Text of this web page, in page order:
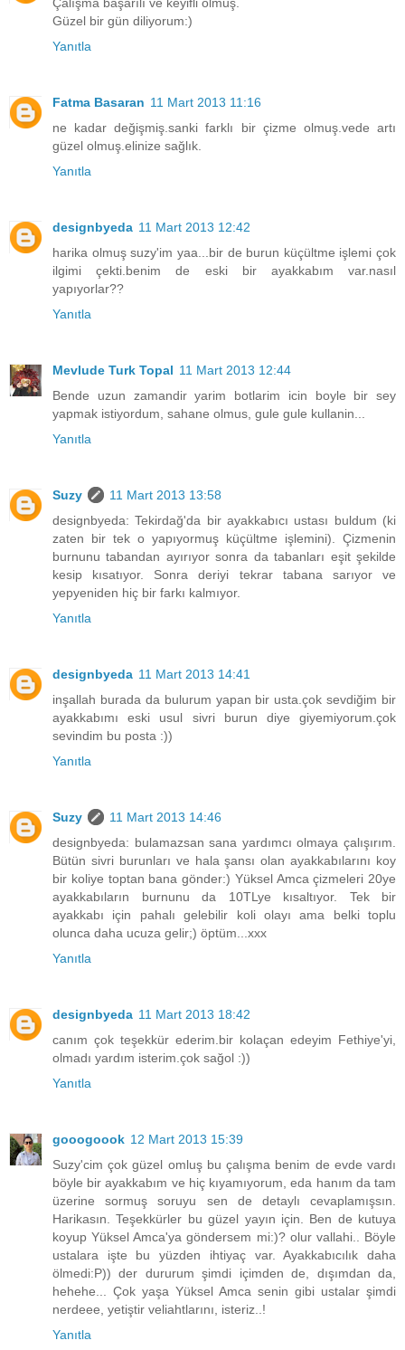
Güzel bir gün diliyorum:)
Yanıtla
Fatma Basaran 11 Mart 2013 11:16
ne kadar değişmiş.sanki farklı bir çizme olmuş.vede artı
güzel olmuş.elinize sağlık.
Yanıtla
designbyeda 11 Mart 2013 12:42
harika olmuş suzy'im yaa...bir de burun küçültme işlemi çok
ilgimi çekti.benim de eski bir ayakkabım var.nasıl
yapıyorlar??
Yanıtla
Mevlude Turk Topal 11 Mart 2013 12:44
Bende uzun zamandir yarim botlarim icin boyle bir sey
yapmak istiyordum, sahane olmus, gule gule kullanin...
Yanıtla
Suzy
11 Mart 2013 13:58
designbyeda: Tekirdağ'da bir ayakkabıcı ustası buldum (ki
zaten bir tek o yapıyormuş küçültme işlemini). Çizmenin
burnunu tabandan ayırıyor sonra da tabanları eşit şekilde
kesip kısatıyor. Sonra deriyi tekrar tabana sarıyor ve
yepyeniden hiç bir farkı kalmıyor.
Yanıtla
designbyeda 11 Mart 2013 14:41
inşallah burada da bulurum yapan bir usta.çok sevdiğim bir
ayakkabımı eski usul sivri burun diye giyemiyorum.çok
sevindim bu posta :))
Yanıtla
Suzy
11 Mart 2013 14:46
designbyeda: bulamazsan sana yardımcı olmaya çalışırım.
Bütün sivri burunları ve hala şansı olan ayakkabılarını koy
bir koliye toptan bana gönder:) Yüksel Amca çizmeleri 20ye
ayakkabıların burnunu da 10TLye kısaltıyor. Tek bir
ayakkabı için pahalı gelebilir koli olayı ama belki toplu
olunca daha ucuza gelir;) öptüm...xxx
Yanıtla
designbyeda 11 Mart 2013 18:42
canım çok teşekkür ederim.bir kolaçan edeyim Fethiye'yi,
olmadı yardım isterim.çok sağol :))
Yanıtla
gooogoook 12 Mart 2013 15:39
Suzy'cim çok güzel omluş bu çalışma benim de evde vardı
böyle bir ayakkabım ve hiç kıyamıyorum, eda hanım da tam
üzerine sormuş soruyu sen de detaylı cevaplamışsın.
Harikasın. Teşekkürler bu güzel yayın için. Ben de kutuya
koyup Yüksel Amca'ya göndersem mi:)? olur vallahi.. Böyle
ustalara işte bu yüzden ihtiyaç var. Ayakkabıcılık daha
ölmedi:P)) der dururum şimdi içimden de, dışımdan da,
hehehe... Çok yaşa Yüksel Amca senin gibi ustalar şimdi
nerdeee, yetiştir veliahtlarını, isteriz..!
Yanıtla